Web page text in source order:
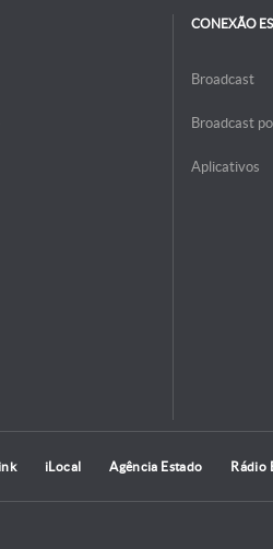
CONEXÃO
Broadcast
Broadcast
Aplicativos
iLocal Agência Estado Rádio